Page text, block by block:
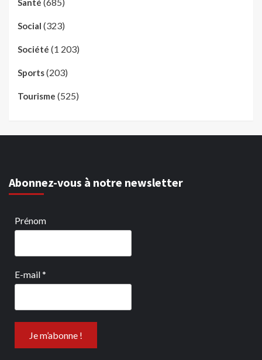
Santé (685)
Social (323)
Société (1 203)
Sports(203)
Tourisme (525)
Abonnez-vous à notre newsletter
Prénom
E-mail*